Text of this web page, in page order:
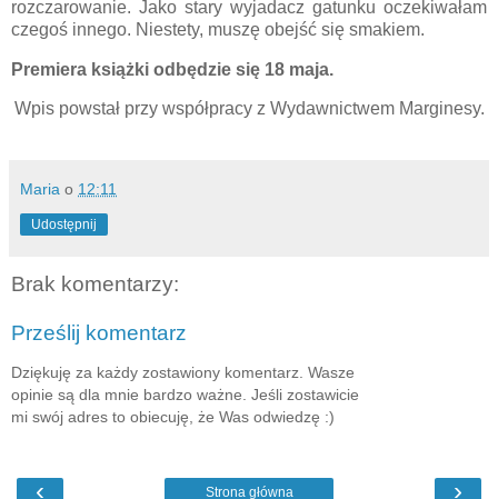
rozczarowanie. Jako stary wyjadacz gatunku oczekiwałam
czegoś innego. Niestety, muszę obejść się smakiem.
Premiera książki odbędzie się 18 maja.
Wpis powstał przy współpracy z Wydawnictwem Marginesy.
Maria o 12:11
Udostępnij
Brak komentarzy:
Prześlij komentarz
Dziękuję za każdy zostawiony komentarz. Wasze
opinie są dla mnie bardzo ważne. Jeśli zostawicie
mi swój adres to obiecuję, że Was odwiedzę :)
‹ ›
Strona główna